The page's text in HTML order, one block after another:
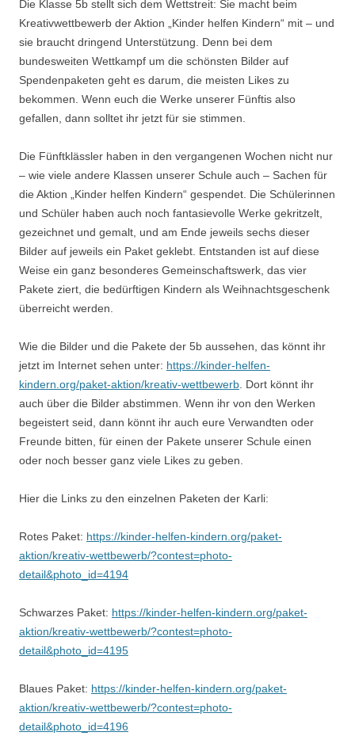
Die Klasse 5b stellt sich dem Wettstreit: Sie macht beim
Kreativwettbewerb der Aktion „Kinder helfen Kindern“ mit – und
sie braucht dringend Unterstützung. Denn bei dem
bundesweiten Wettkampf um die schönsten Bilder auf
Spendenpaketen geht es darum, die meisten Likes zu
bekommen. Wenn euch die Werke unserer Fünftis also
gefallen, dann solltet ihr jetzt für sie stimmen.
Die Fünftklässler haben in den vergangenen Wochen nicht nur
– wie viele andere Klassen unserer Schule auch – Sachen für
die Aktion „Kinder helfen Kindern“ gespendet. Die Schülerinnen
und Schüler haben auch noch fantasievolle Werke gekritzelt,
gezeichnet und gemalt, und am Ende jeweils sechs dieser
Bilder auf jeweils ein Paket geklebt. Entstanden ist auf diese
Weise ein ganz besonderes Gemeinschaftswerk, das vier
Pakete ziert, die bedürftigen Kindern als Weihnachtsgeschenk
überreicht werden.
Wie die Bilder und die Pakete der 5b aussehen, das könnt ihr
jetzt im Internet sehen unter: https://kinder-helfen-
kindern.org/paket-aktion/kreativ-wettbewerb . Dort könnt ihr
auch über die Bilder abstimmen. Wenn ihr von den Werken
begeistert seid, dann könnt ihr auch eure Verwandten oder
Freunde bitten, für einen der Pakete unserer Schule einen
oder noch besser ganz viele Likes zu geben.
Hier die Links zu den einzelnen Paketen der Karli:
Rotes Paket: https://kinder-helfen-kindern.org/paket-
aktion/kreativ-wettbewerb/?contest=photo-
detail&photo_id=4194
Schwarzes Paket: https://kinder-helfen-kindern.org/paket-
aktion/kreativ-wettbewerb/?contest=photo-
detail&photo_id=4195
Blaues Paket: https://kinder-helfen-kindern.org/paket-
aktion/kreativ-wettbewerb/?contest=photo-
detail&photo_id=4196